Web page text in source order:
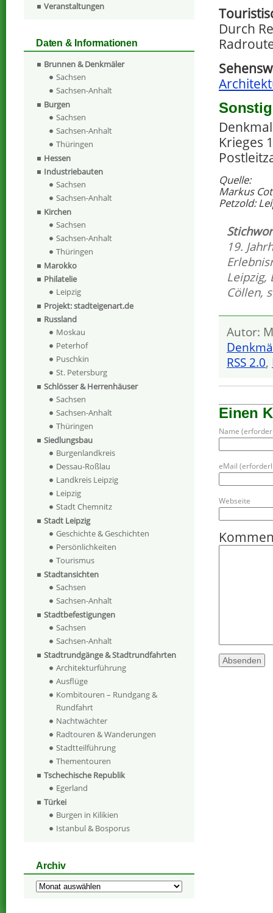
Durch
Krieges
Quelle:
Markus
Petzold:
19.
Leipzig,
Cöllen,
Autor:
RSS 2.0,
Einen
Name
eMail
Webseite
Veranstaltungen
Daten & Informationen
Brunnen & Denkmäler
Sachsen
Sachsen-Anhalt
Burgen
Sachsen
Sachsen-Anhalt
Thüringen
Hessen
Industriebauten
Sachsen
Sachsen-Anhalt
Kirchen
Sachsen
Sachsen-Anhalt
Thüringen
Marokko
Philatelie
Leipzig
Projekt: stadteigenart.de
Russland
Moskau
Peterhof
Puschkin
St. Petersburg
Schlösser & Herrenhäuser
Sachsen
Sachsen-Anhalt
Thüringen
Siedlungsbau
Burgenlandkreis
Dessau-Roßlau
Landkreis Leipzig
Leipzig
Stadt Chemnitz
Stadt Leipzig
Geschichte & Geschichten
Persönlichkeiten
Tourismus
Stadtansichten
Sachsen
Sachsen-Anhalt
Stadtbefestigungen
Sachsen
Sachsen-Anhalt
Stadtrundgänge & Stadtrundfahrten
Architekturführung
Ausflüge
Kombitouren – Rundgang &
Rundfahrt
Nachtwächter
Radtouren & Wanderungen
Stadtteilführung
Thementouren
Tschechische Republik
Egerland
Türkei
Burgen in Kilikien
Istanbul & Bosporus
Archiv
Archiv